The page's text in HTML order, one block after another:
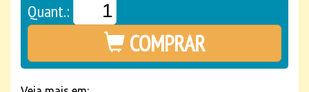
Quant.:
COMPRAR